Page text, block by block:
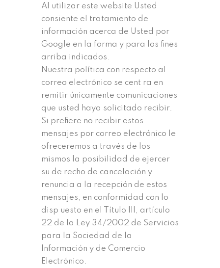
Al utilizar este website Usted
consiente el tratamiento de
información acerca de Usted por
Google en la forma y para los fines
arriba indicados.
Nuestra política con respecto al
correo electrónico se cent ra en
remitir únicamente comunicaciones
que usted haya solicitado recibir.
Si prefiere no recibir estos
mensajes por correo electrónico le
ofreceremos a través de los
mismos la posibilidad de ejercer
su de recho de cancelación y
renuncia a la recepción de estos
mensajes, en conformidad con lo
disp uesto en el Título III, artículo
22 de la Ley 34/2002 de Servicios
para la Sociedad de la
Información y de Comercio
Electrónico.